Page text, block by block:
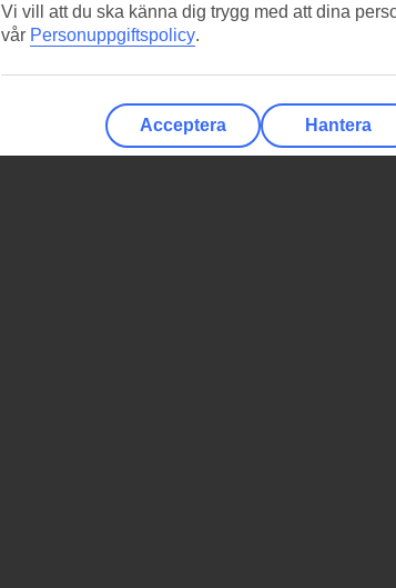
Vi vill att du ska känna dig trygg med att dina
vår Personuppgiftspolicy.
Acceptera Hantera